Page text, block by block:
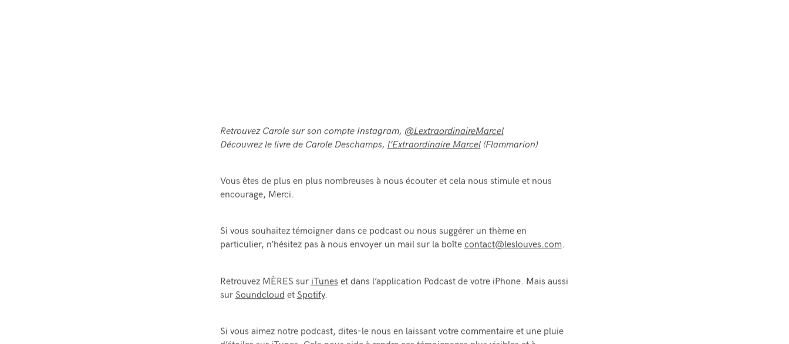
Retrouvez Carole sur son compte Instagram,@LextraordinaireMarcel
Découvrez le livre de Carole Deschamps,l’Extraordinaire Marcel(Flammarion)
Vous êtes de plus en plus nombreuses à nous écouter et cela nous stimule et nous
encourage, Merci.
Si vous souhaitez témoigner dans ce podcast ou nous suggérer un thème en
particulier, n’hésitez pas à nous envoyer un mail sur la boîtecontact@leslouves.com.
Retrouvez MÈRES suriTuneset dans l’application Podcast de votre iPhone. Mais aussi
surSoundcloudetSpotify.
Si vous aimez notre podcast, dites-le nous en laissant votre commentaire et une pluie